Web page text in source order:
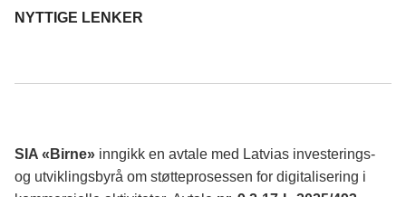
NYTTIGE LENKER
SIA «Birne» inngikk en avtale med Latvias investerings-
og utviklingsbyrå om støtteprosessen for digitalisering i